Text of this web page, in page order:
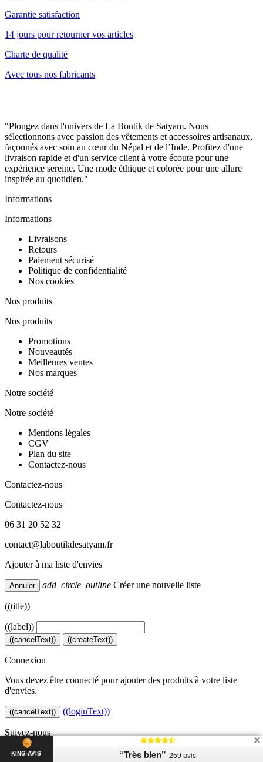
Garantie satisfaction
14 jours pour retourner vos articles
Charte de qualité
Avec tous nos fabricants
"Plongez dans l'univers de La Boutik de Satyam. Nous
sélectionnons avec passion des vêtements et accessoires artisanaux,
façonnés avec soin au cœur du Népal et de l’Inde. Profitez d'une
livraison rapide et d'un service client à votre écoute pour une
expérience sereine. Une mode éthique et colorée pour une allure
inspirée au quotidien."
Informations
Informations
Livraisons
Retours
Paiement sécurisé
Politique de confidentialité
Nos cookies
Nos produits
Nos produits
Promotions
Nouveautés
Meilleures ventes
Nos marques
Notre société
Notre société
Mentions légales
CGV
Plan du site
Contactez-nous
Contactez-nous
Contactez-nous
06 31 20 52 32
contact@laboutikdesatyam.fr
Ajouter à ma liste d'envies
Annuler add_circle_outline Créer une nouvelle liste
((title))
((label))
((cancelText)) ((createText))
Connexion
Vous devez être connecté pour ajouter des produits à votre liste
d'envies.
((cancelText)) ((loginText))
Suivez-nous
Copyright © 2026
KING-AVIS “Très bien” 259 avis